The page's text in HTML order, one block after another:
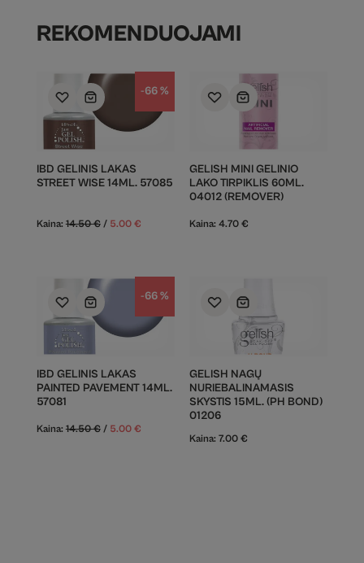
REKOMENDUOJAMI
-66 %
IBD GELINIS LAKAS
STREET WISE 14ML. 57085
Kaina: 14.50€ / 5.00 €
GELISH MINI GELINIO
LAKO TIRPIKLIS 60ML.
04012 (REMOVER)
Kaina: 4.70 €
-66 %
IBD GELINIS LAKAS
PAINTED PAVEMENT 14ML.
57081
Kaina: 14.50€ / 5.00 €
GELISH NAGŲ
NURIEBALINAMASIS
SKYSTIS 15ML. (PH BOND)
01206
Kaina: 7.00 €